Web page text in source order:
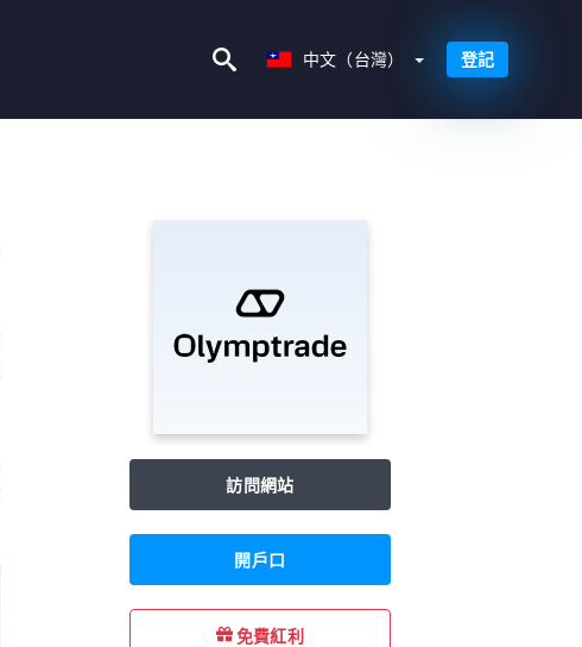
中文（台灣） 登記
訪問網站
開戶口
免費紅利